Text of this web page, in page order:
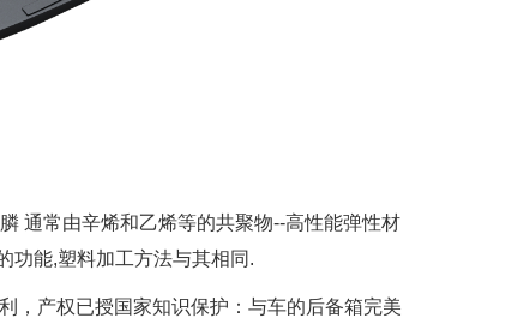
通常由辛烯和乙烯等的共聚物--高性能弹性材
功能,塑料加工方法与其相同.
，产权已授国家知识保护：与车的后备箱完美